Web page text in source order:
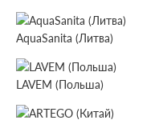
AquaSanita (Литва)
LAVEM (Польша)